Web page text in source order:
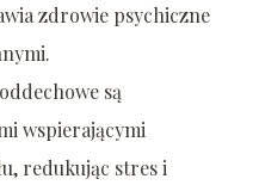
zdrowie psychiczne
są
wspierającymi
redukując stres i